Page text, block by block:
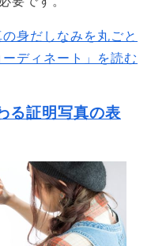
身だしなみを丸ごと
ーディネート」を読む
る証明写真の表